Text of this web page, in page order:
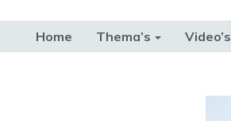
Home Thema’s Video’s